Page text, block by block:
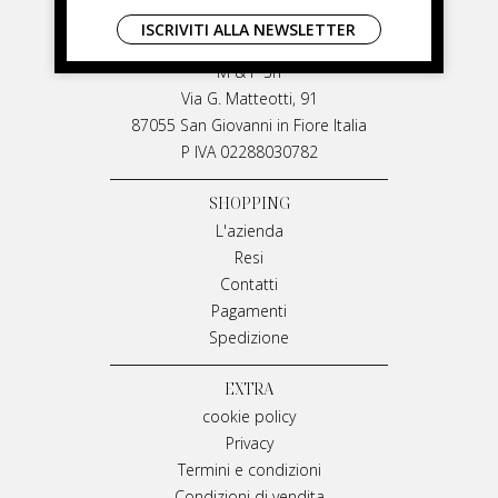
LIVIANA MIRARCHI
M & P Srl
Via G. Matteotti, 91
87055 San Giovanni in Fiore Italia
P IVA 02288030782
SHOPPING
L'azienda
Resi
Contatti
Pagamenti
Spedizione
EXTRA
cookie policy
Privacy
Termini e condizioni
ISCRIVITI ALLA NEWSLETTER